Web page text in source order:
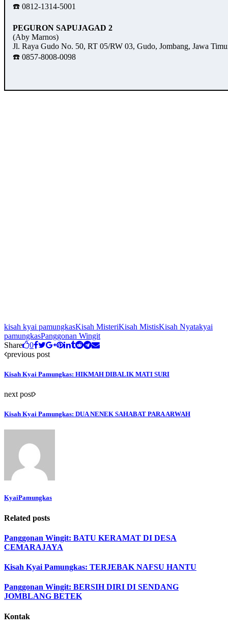
☎️ 0812-1314-5001
PEGURON SAPUJAGAD 2
(Aby Marnos)
Jl. Raya Gudo No. 50, RT 05/RW 03, Gudo, Jombang, Jawa
☎️ 0857-8008-0098
kisah kyai pamungkasKisah MisteriKisah MistisKisah Nyatakyai
pamungkasPanggonan Wingit
Share
0
previous post
Kisah Kyai Pamungkas: HIKMAH DIBALIK MATI SURI
next post
Kisah Kyai Pamungkas: DUA NENEK SAHABAT PARA ARWAH
KyaiPamungkas
Related posts
Panggonan Wingit: BATU KERAMAT DI DESA
CEMARAJAYA
Kisah Kyai Pamungkas: TERJEBAK NAFSU HANTU
Panggonan Wingit: BERSIH DIRI DI SENDANG
JOMBLANG BETEK
Kontak